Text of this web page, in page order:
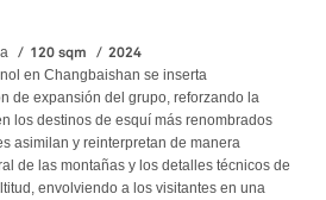
120 sqm 2024
en Changbaishan se inserta
de expansión del grupo, reforzando la
los destinos de esquí más renombrados
asimilan y reinterpretan de manera
de las montañas y los detalles técnicos de
envolviendo a los visitantes en una